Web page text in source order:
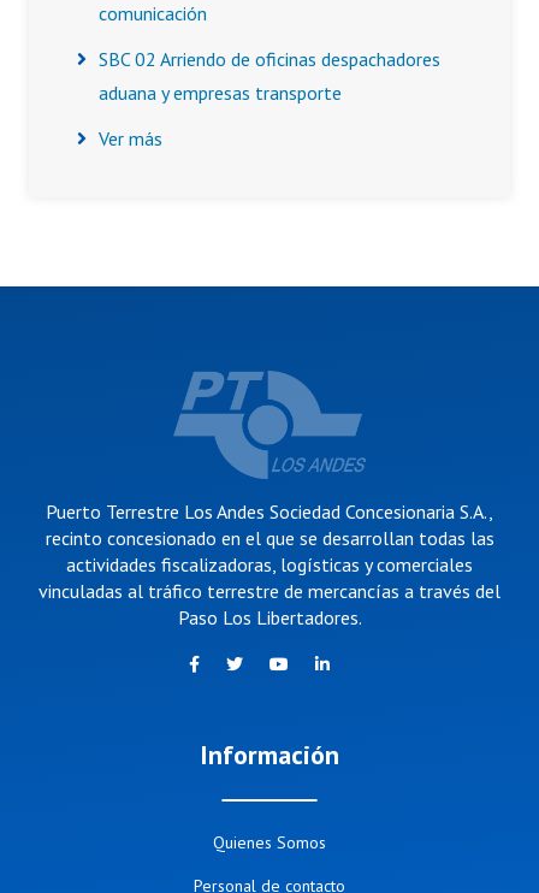
comunicación
SBC 02 Arriendo de oficinas despachadores
aduana y empresas transporte
Ver más
Puerto Terrestre Los Andes Sociedad Concesionaria S.A.,
recinto concesionado en el que se desarrollan todas las
actividades fiscalizadoras, logísticas y comerciales
vinculadas al tráfico terrestre de mercancías a través del
Paso Los Libertadores.
Información
Quienes Somos
Personal de contacto